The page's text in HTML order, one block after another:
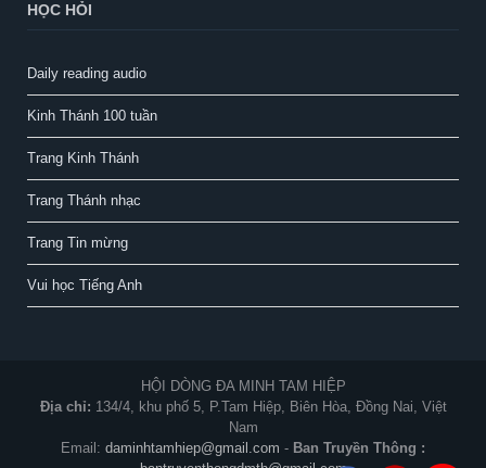
HỌC HỎI
Daily reading audio
Kinh Thánh 100 tuần
Trang Kinh Thánh
Trang Thánh nhạc
Trang Tin mừng
Vui học Tiếng Anh
HỘI DÒNG ĐA MINH TAM HIỆP
Địa chỉ: 134/4, khu phố 5, P.Tam Hiệp, Biên Hòa, Đồng Nai, Việt
Nam
Email: daminhtamhiep@gmail.com - Ban Truyền Thông :